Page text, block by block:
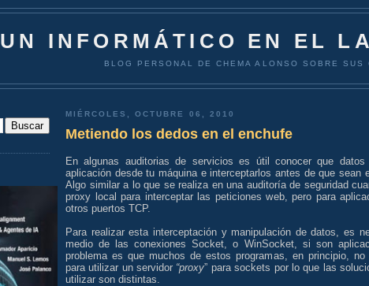
UN INFORMÁTICO EN EL
BLOG PERSONAL DE CHEMA ALONSO SOBRE SUS
MIÉRCOLES, OCTUBRE 06, 2010
Metiendo los dedos en el enchufe
En algunas auditorias de servicios es útil conocer que datos
aplicación desde tu máquina e interceptarlos antes de que sean
Algo similar a lo que se realiza en una auditoría de seguridad
proxy local para interceptar las peticiones web, pero para
otros puertos TCP.
Para realizar esta interceptación y manipulación de datos, es
medio de las conexiones Socket, o WinSocket, si son
problema es que muchos de estos programas, en principio,
para utilizar un servidor “proxy” para sockets por lo que las
utilizar son distintas.